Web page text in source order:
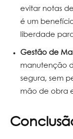
evitar notas
é um
liberdade
Gestão de
manutenção
segura, sem
mão de obra